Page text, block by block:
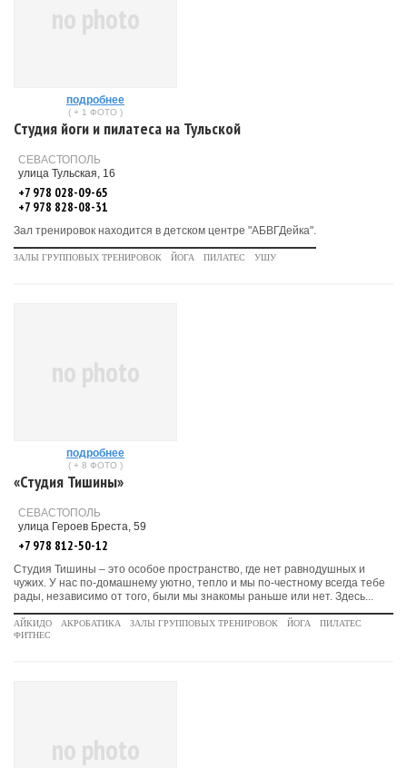
no photo
подробнее
( + 1 ФОТО )
Студия йоги и пилатеса на Тульской
СЕВАСТОПОЛЬ
улица Тульская, 16
+7 978 028-09-65
+7 978 828-08-31
Зал тренировок находится в детском центре "АБВГДейка".
ЗАЛЫ ГРУППОВЫХ ТРЕНИРОВОК ЙОГА ПИЛАТЕС УШУ
no photo
подробнее
( + 8 ФОТО )
«Студия Тишины»
СЕВАСТОПОЛЬ
улица Героев Бреста, 59
+7 978 812-50-12
Студия Тишины – это особое пространство, где нет равнодушных и
чужих. У нас по-домашнему уютно, тепло и мы по-честному всегда тебе
рады, независимо от того, были мы знакомы раньше или нет. Здесь...
АЙКИДО АКРОБАТИКА ЗАЛЫ ГРУППОВЫХ ТРЕНИРОВОК ЙОГА
ПИЛАТЕС
ФИТНЕС
no photo